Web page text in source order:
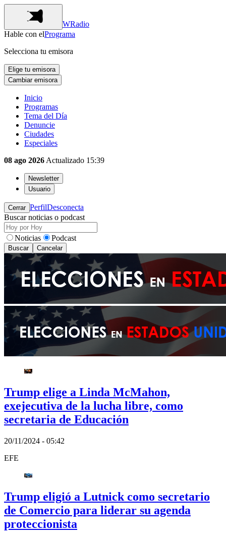
WRadio
Hable con elPrograma
Selecciona tu emisora
Elige tu emisora
Cambiar emisora
Inicio
Programas
Tema del Día
Denuncie
Ciudades
Especiales
08 ago 2026 Actualizado 15:39
Newsletter
Usuario
Cerrar PerfilDesconecta
Buscar noticias o podcast
Noticias Podcast
Buscar Cancelar
Trump elige a Linda McMahon,
exejecutiva de la lucha libre, como
secretaria de Educación
20/11/2024 - 05:42
EFE
Trump eligió a Lutnick como secretario
de Comercio para liderar su agenda
proteccionista